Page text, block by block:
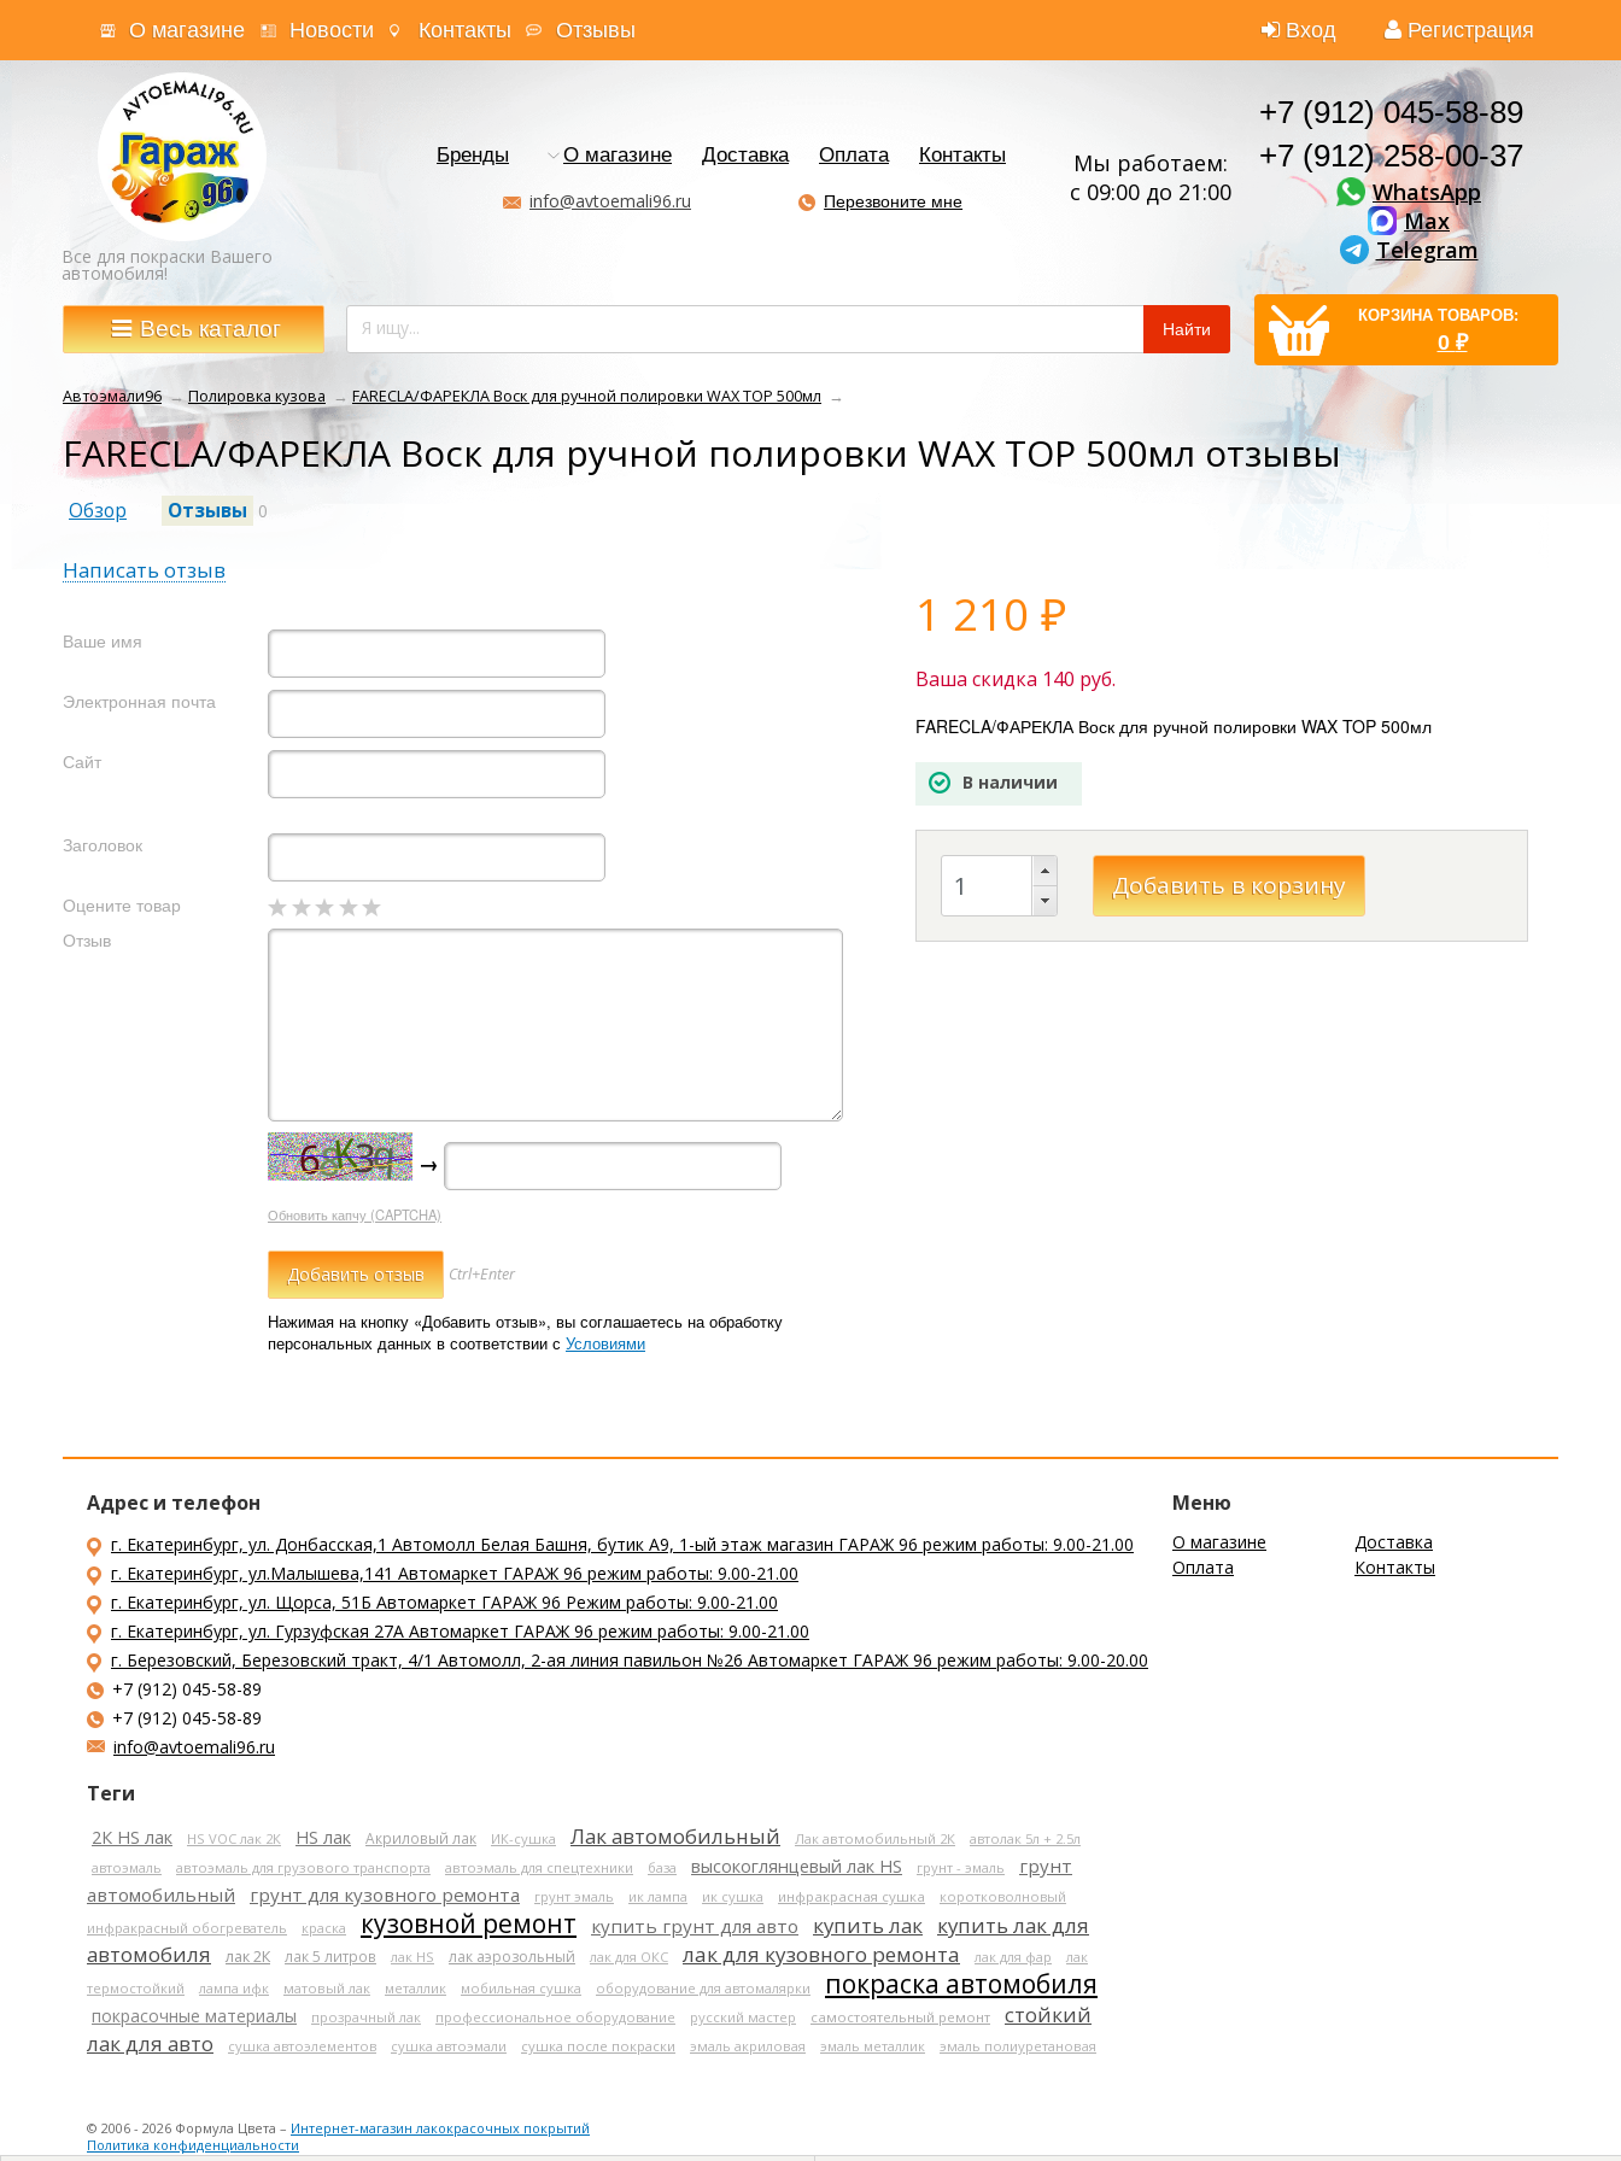
Вход Регистрация
О магазине Новости Контакты Отзывы
Все для покраски Вашего
автомобиля!
Бренды О магазине Доставка Оплата
Контакты
info@avtoemali96.ru
Перезвоните мне
Мы работаем:
с 09:00 до 21:00
+7 (912) 045-58-89
+7 (912) 258-00-37
WhatsApp
Max
Telegram
Весь каталог Найти
КОРЗИНА ТОВАРОВ:
0 ₽
Автоэмали96 →Полировка кузова → FARECLA/ФАРЕКЛА Воск для ручной полировки WAX TOP 500мл →
FARECLA/ФАРЕКЛА Воск для ручной полировки WAX TOP 500мл отзывы
Обзор Отзывы 0
1 210 ₽
Ваша скидка 140 руб.
FARECLA/ФАРЕКЛА Воск для ручной полировки WAX TOP 500мл
В наличии
Написать отзыв
Ваше имя
Электронная почта
Сайт
Заголовок
Оцените товар
Отзыв
→
Обновить капчу (CAPTCHA)
Ctrl+Enter
Нажимая на кнопку «Добавить отзыв», вы соглашаетесь на обработку
персональных данных в соответствии с Условиями
Адрес и телефон
г. Екатеринбург, ул. Донбасская,1 Автомолл Белая Башня, бутик А9, 1-ый этаж магазин ГАРАЖ 96 режим работы: 9.00-21.00
г. Екатеринбург, ул.Малышева,141 Автомаркет ГАРАЖ 96 режим работы: 9.00-21.00
г. Екатеринбург, ул. Щорса, 51Б Автомаркет ГАРАЖ 96 Режим работы: 9.00-21.00
г. Екатеринбург, ул. Гурзуфская 27А Автомаркет ГАРАЖ 96 режим работы: 9.00-21.00
г. Березовский, Березовский тракт, 4/1 Автомолл, 2-ая линия павильон №26 Автомаркет ГАРАЖ 96 режим работы: 9.00-20.00
+7 (912) 045-58-89
+7 (912) 045-58-89
info@avtoemali96.ru
Теги
2К HS лак HS VOC лак 2К HS лак Акриловый лак ИК-сушка Лак автомобильный Лак автомобильный 2К
автолак 5л + 2.5л
автоэмаль
автоэмаль для грузового транспорта автоэмаль для спецтехники база высокоглянцевый лак HS грунт - эмаль
грунт
автомобильный
грунт для кузовного ремонта грунт эмаль ик лампа ик сушка инфракрасная сушка
коротковолновый
инфракрасный обогреватель
краска кузовной ремонт купить грунт для авто купить лак купить лак для
автомобиля
лак 2К лак 5 литров лак HS лак аэрозольный лак для ОКС лак для кузовного ремонта лак для фар
лак
термостойкий
лампа ифк матовый лак металлик мобильная сушка оборудование для автомалярки покраска автомобиля
покрасочные материалы прозрачный лак профессиональное оборудование русский мастер самостоятельный ремонт
стойкий
лак для авто
сушка автоэлементов сушка автоэмали сушка после покраски эмаль акриловая эмаль металлик эмаль полиуретановая
Меню
О магазине
Доставка
Оплата
Контакты
© 2006 - 2026 Формула Цвета – Интернет-магазин лакокрасочных покрытий
Политика конфиденциальности